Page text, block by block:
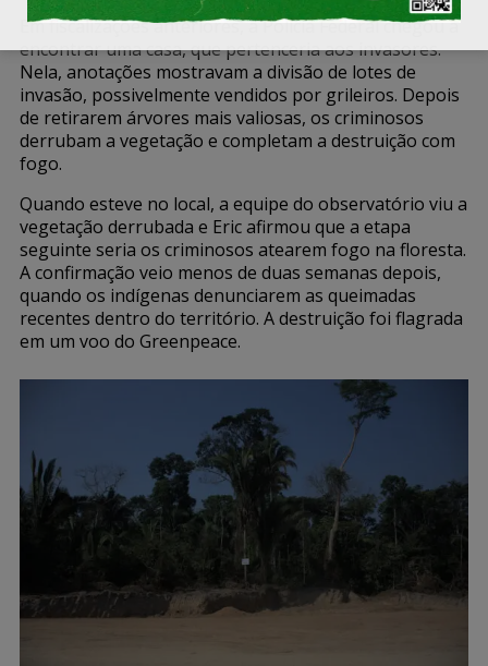
Em fiscalizações anteriores, a Polícia Federal chegou a
encontrar uma casa, que pertenceria aos invasores.
Nela, anotações mostravam a divisão de lotes de
invasão, possivelmente vendidos por grileiros. Depois
de retirarem árvores mais valiosas, os criminosos
derrubam a vegetação e completam a destruição com
fogo.
Quando esteve no local, a equipe do observatório viu a
vegetação derrubada e Eric afirmou que a etapa
seguinte seria os criminosos atearem fogo na floresta.
A confirmação veio menos de duas semanas depois,
quando os indígenas denunciarem as queimadas
recentes dentro do território. A destruição foi flagrada
em um voo do Greenpeace.